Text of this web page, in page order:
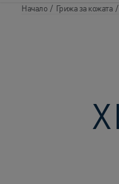
Начало / Грижа за кожата /